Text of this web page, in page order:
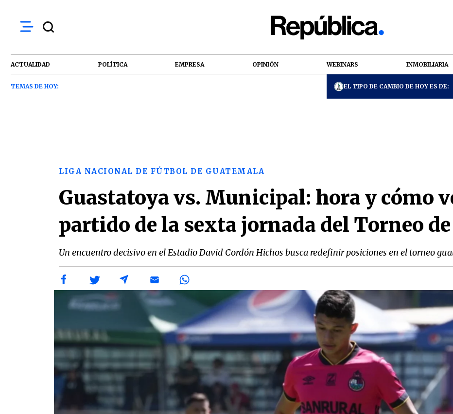
ACTUALIDAD POLÍTICA EMPRESA OPINIÓN WEBINARS INMOBILIARIA
TEMAS DE HOY: EL TIPO DE CAMBIO DE HOY ES DE:
LIGA NACIONAL DE FÚTBOL DE GUATEMALA
Guastatoya vs. Municipal: hora y cómo
partido de la sexta jornada del Torneo
Un encuentro decisivo en el Estadio David Cordón Hichos busca redefinir posiciones en el torneo